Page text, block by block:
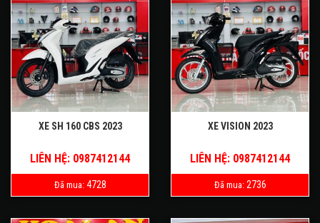
XE SH 160 CBS 2023
LIÊN HỆ: 0987412144
Đã mua: 4728
XE VISION 2023
LIÊN HỆ: 0987412144
Đã mua: 2736